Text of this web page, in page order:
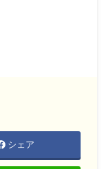
シェア